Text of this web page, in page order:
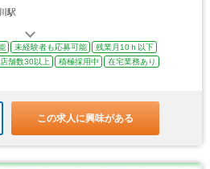
駅
未経験者も応募可能
残業月10ｈ以下
店舗数30以上 積極採用中
在宅業務あり
この求人に興味がある